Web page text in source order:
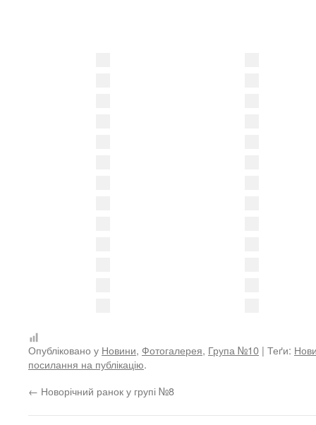
Опубліковано у Новини, Фотогалерея, Група №10 | Теґи:
посилання на публікацію.
← Новорічний ранок у групі №8